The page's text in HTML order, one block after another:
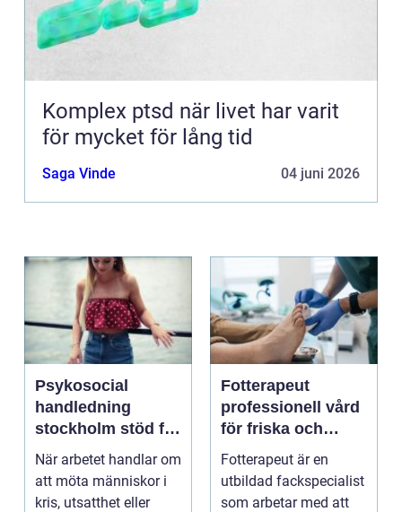
Komplex ptsd när livet har varit
för mycket för lång tid
Saga Vinde 04 juni 2026
Psykosocial
handledning
stockholm stöd för
hållbart arbete
med människor
När arbetet handlar om
att möta människor i
kris, utsatthet eller
Fotterapeut
professionell vård
för friska och
starkare fötter
Fotterapeut är en
utbildad fackspecialist
som arbetar med att